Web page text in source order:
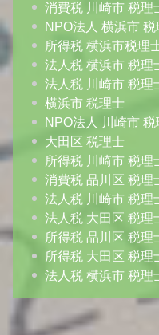
消費税 川崎市 税理
NPO法人 横浜市 税
所得税 横浜市税理
法人税 横浜市 税理
法人税 川崎市 税理
横浜市 税理士
NPO法人 川崎市
大田区 税理士
所得税 川崎市 税理
消費税 品川区 税理
法人税 川崎市 税理
法人税 大田区 税理
所得税 品川区 税理
所得税 大田区 税理
法人税 横浜市 税理